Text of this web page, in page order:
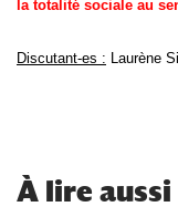
la totalité sociale au
Discutant-es : Laurène
À lire aussi